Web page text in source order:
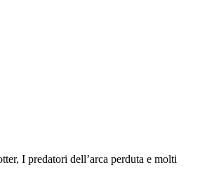
I predatori dell’arca perduta e molti